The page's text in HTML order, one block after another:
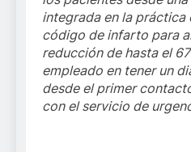
integrada en la práctica
código de infarto para
reducción de hasta el
empleado en tener un
desde el primer
con el servicio de